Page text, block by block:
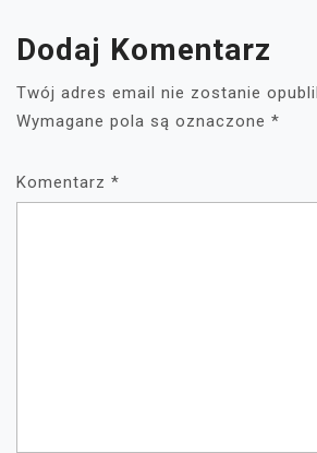
Dodaj Komentarz
Twój adres email nie zostanie
Wymagane pola są oznaczone *
Komentarz *